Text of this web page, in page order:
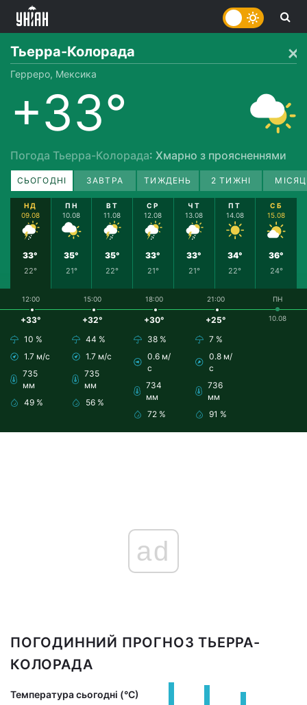
Тьерра-Колорада
Герреро, Мексика
+33°
Погода Тьерра-Колорада: Хмарно з проясненнями
СЬОГОДНІ ЗАВТРА ТИЖДЕНЬ 2 ТИЖНІ
НД
09.08
33°
22°
ПН
10.08
35°
21°
ВТ
11.08
35°
22°
СР
12.08
33°
21°
ЧТ
13.08
33°
21°
ПТ
14.08
34°
22°
СБ
15.08
36°
24°
12:00
+33°
10 %
1.7 м/с
735
мм
49 %
15:00
+32°
44 %
1.7 м/с
735
мм
56 %
18:00
+30°
38 %
0.6 м/
с
734
мм
72 %
21:00
+25°
7 %
0.8 м/
с
736
мм
91 %
ПН
10.08
ad
ПОГОДИННИЙ ПРОГНОЗ ТЬЕРРА-
КОЛОРАДА
Температура сьогодні (°С)